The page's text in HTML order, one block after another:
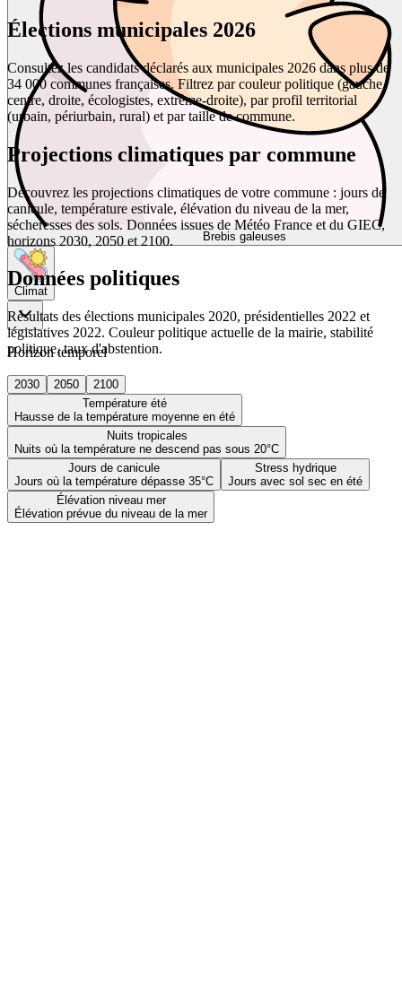
Brebis galeuses
Climat
Horizon temporel
2030 2050
2100
Température été
Hausse de la température moyenne en été
Nuits tropicales
Nuits où la température ne descend pas sous 20°C
Jours de canicule
Jours où la température dépasse 35°C
Stress hydrique
Jours avec sol sec en été
Élévation niveau mer
Élévation prévue du niveau de la mer
Élections municipales 2026
Consultez les candidats déclarés aux municipales 2026 dans plus de
34 000 communes françaises. Filtrez par couleur politique (gauche,
centre, droite, écologistes, extrême-droite), par profil territorial
(urbain, périurbain, rural) et par taille de commune.
Projections climatiques par commune
Découvrez les projections climatiques de votre commune : jours de
canicule, température estivale, élévation du niveau de la mer,
sécheresses des sols. Données issues de Météo France et du GIEC,
horizons 2030, 2050 et 2100.
Données politiques
Résultats des élections municipales 2020, présidentielles 2022 et
législatives 2022. Couleur politique actuelle de la mairie, stabilité
politique, taux d'abstention.